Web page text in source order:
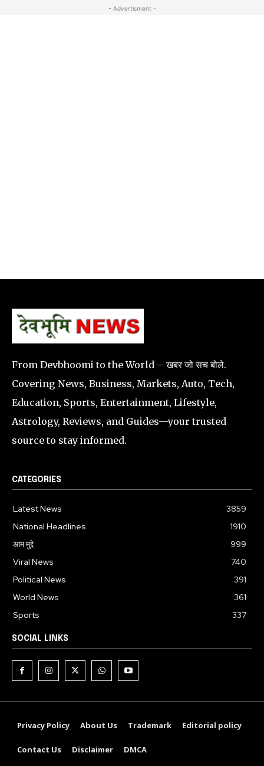
- Advertisment -
From Devbhoomi to the World – खबर जो सच बोले.
Covering News, Business, Markets, Auto, Tech,
Education, Sports, Entertainment, Lifestyle,
Astrology, Reviews, and Guides—your trusted
source to stay informed.
CATEGORIES
Latest News
3859
National Headlines
1910
आम मुद्दे
999
Viral News
740
Political News
391
World News
361
Sports
337
SOCIAL LINKS
Privacy Policy About Us Trademark Editorial policy
Contact Us Disclaimer DMCA